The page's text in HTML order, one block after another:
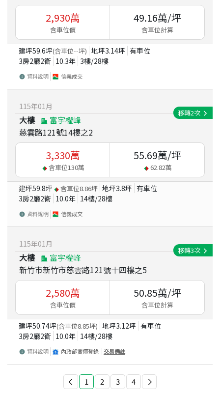
2,930萬
含車位價
49.16萬/坪
含車位計算
建坪59.6坪(含車位--坪) 地坪3.14坪 有車位
3房2廳2衛 10.3年 3樓/28樓
資料說明 信義成交
115年01月
大樓
富宇權峰
慈雲路121號14樓之2
移轉2次
3,330萬
含車位130萬
55.69萬/坪
62.82萬
建坪59.8坪 含車位8.86坪 地坪3.8坪 有車位
3房2廳2衛 10.0年 14樓/28樓
資料說明 信義成交
115年01月
大樓
富宇權峰
新竹市新竹市慈雲路121號十四樓之5
移轉3次
2,580萬
含車位價
50.85萬/坪
含車位計算
建坪50.74坪(含車位8.85坪) 地坪3.12坪 有車位
3房2廳2衛 10.0年 14樓/28樓
資料說明 內政部實價登錄 交易備註
1 2 3 4